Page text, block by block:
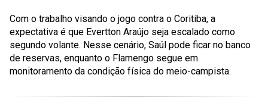
Com o trabalho visando o jogo contra o Coritiba, a
expectativa é que Evertton Araújo seja escalado como
segundo volante. Nesse cenário, Saúl pode ficar no banco
de reservas, enquanto o Flamengo segue em
monitoramento da condição física do meio-campista.